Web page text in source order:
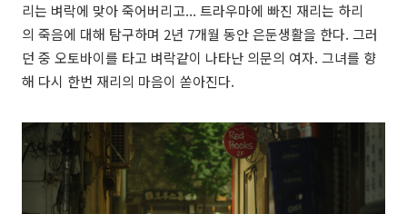
리는 벼락에 맞아 죽어버리고... 트라우마에 빠진 재리는 하리
의 죽음에 대해 탐구하며 2년 7개월 동안 은둔생활을 한다. 그러
던 중 오토바이를 타고 벼락같이 나타난 의문의 여자. 그녀를 향
해 다시 한번 재리의 마음이 쏟아진다.